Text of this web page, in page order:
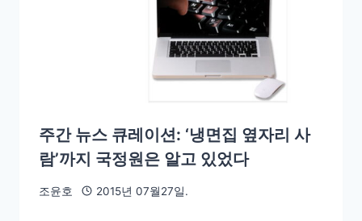
주간 뉴스 큐레이션: ‘냉면집 옆자리 사
람’까지 국정원은 알고 있었다
조윤호 2015년 07월27일.